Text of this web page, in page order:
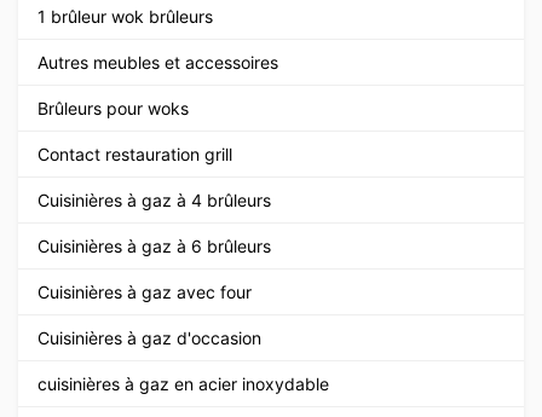
1 brûleur wok brûleurs
Autres meubles et accessoires
Brûleurs pour woks
Contact restauration grill
Cuisinières à gaz à 4 brûleurs
Cuisinières à gaz à 6 brûleurs
Cuisinières à gaz avec four
Cuisinières à gaz d'occasion
cuisinières à gaz en acier inoxydable